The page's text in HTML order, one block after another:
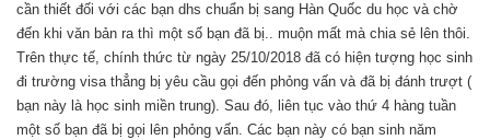
cần thiết đối với các bạn dhs chuẩn bị sang Hàn Quốc du học và chờ
đến khi văn bản ra thì một số bạn đã bị.. muộn mất mà chia sẻ lên thôi.
Trên thực tế, chính thức từ ngày 25/10/2018 đã có hiện tượng học sinh
đi trường visa thẳng bị yêu cầu gọi đến phỏng vấn và đã bị đánh trượt (
bạn này là học sinh miền trung). Sau đó, liên tục vào thứ 4 hàng tuần
một số bạn đã bị gọi lên phỏng vấn. Các bạn này có bạn sinh năm